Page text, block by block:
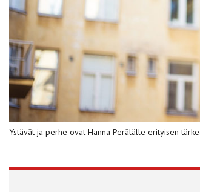
Ystävät ja perhe ovat Hanna Perälälle erityisen